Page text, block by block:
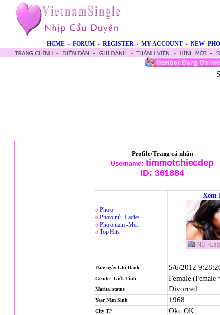
HOME - FORUM - REGISTER - MY ACCOUNT - NEW
Profile/Trang cá nhân
Username: timmotchiecdep
ID: 361884
Photo
Photo nử -Ladies
Photo nam -Men
Top Hits
Xem
Date ngày Ghi Danh 5/6/2012
Gender- Giới Tính Female (Female
Marital status Divorced
Year Năm Sinh 1968
City TP Okc OK